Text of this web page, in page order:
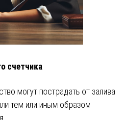
счетчика
могут пострадать от залива
тем или иным образом